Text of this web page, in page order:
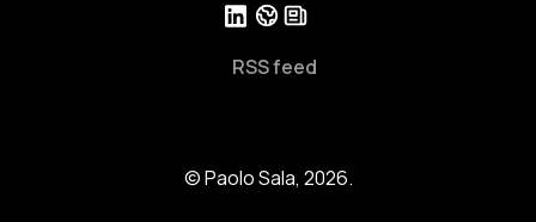
RSS feed
© Paolo Sala, 2026.